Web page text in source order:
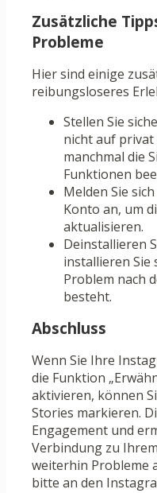
Zusätzliche
Probleme
Hier sind einige
reibungsloseres
Stellen Sie
nicht auf privat
manchmal die
Funktionen
Melden Sie
Konto an, um
aktualisieren.
Deinstallieren
installieren Sie
Problem nach
besteht.
Abschluss
Wenn Sie Ihre
die Funktion
aktivieren, können
Stories markieren.
Engagement und
Verbindung zu
weiterhin Probleme
bitte an den